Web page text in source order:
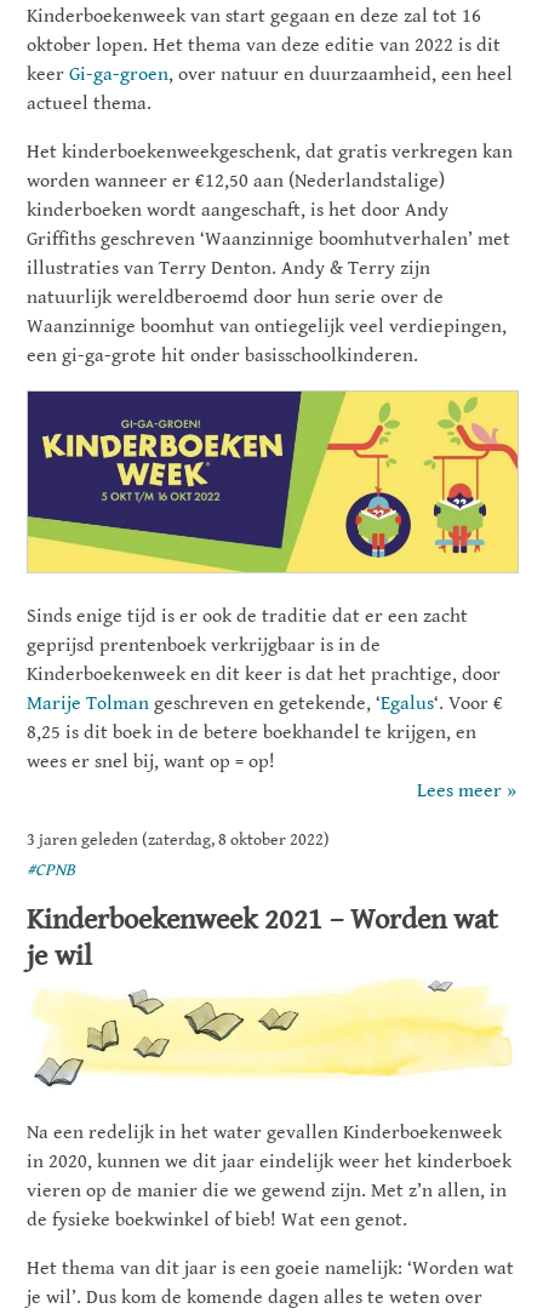
Kinderboekenweek van start gegaan en deze zal tot 16
oktober lopen. Het thema van deze editie van 2022 is dit
keerGi-ga-groen, over natuur en duurzaamheid, een heel
actueel thema.
Het kinderboekenweekgeschenk, dat gratis verkregen kan
worden wanneer er €12,50 aan (Nederlandstalige)
kinderboeken wordt aangeschaft, is het door Andy
Griffiths geschreven ‘Waanzinnige boomhutverhalen’ met
illustraties van Terry Denton. Andy & Terry zijn
natuurlijk wereldberoemd door hun serie over de
Waanzinnige boomhut van ontiegelijk veel verdiepingen,
een gi-ga-grote hit onder basisschoolkinderen.
Sinds enige tijd is er ook de traditie dat er een zacht
geprijsd prentenboek verkrijgbaar is in de
Kinderboekenweek en dit keer is dat het prachtige, door
Marije Tolman geschreven en getekende, ‘Egalus‘. Voor €
8,25 is dit boek in de betere boekhandel te krijgen, en
wees er snel bij, want op = op!
Lees meer »
3 jaren geleden (zaterdag, 8 oktober 2022)
#CPNB
Kinderboekenweek 2021 – Worden wat
je wil
Na een redelijk in het water gevallen Kinderboekenweek
in 2020, kunnen we dit jaar eindelijk weer het kinderboek
vieren op de manier die we gewend zijn. Met z’n allen, in
de fysieke boekwinkel of bieb! Wat een genot.
Het thema van dit jaar is een goeie namelijk: ‘Worden wat
je wil’. Dus kom de komende dagen alles te weten over